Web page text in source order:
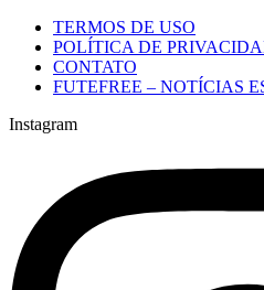
TERMOS DE USO
POLÍTICA DE
CONTATO
FUTEFREE – NOTÍCIAS
Instagram